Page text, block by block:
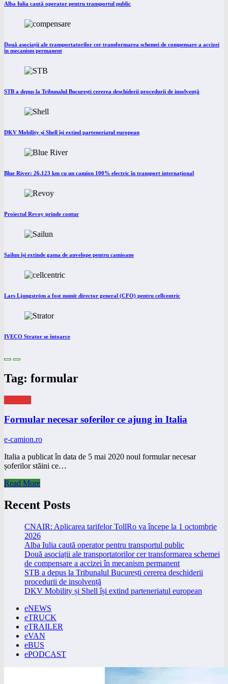
Alba Iulia caută operator pentru transportul public
Două asociații ale transportatorilor cer transformarea schemei de compensare a accizei
în mecanism permanent
STB a depus la Tribunalul București cererea deschiderii procedurii de insolvență
DKV Mobility și Shell își extind parteneriatul european
Blue River: 26.123 km cu un camion 100% electric în transport internațional
Proiectul Revoy prinde contur
Sailun își extinde gama de anvelope pentru camioane
Lars Ljungström a fost numit director general (CFO) pentru cellcentric
IVECO Strator se întoarce
Tag: formular
Formular necesar soferilor ce ajung in Italia
e-camion.ro
Italia a publicat în data de 5 mai 2020 noul formular necesar
șoferilor stăini ce…
Read More
Recent Posts
CNAIR: Aplicarea tarifelor TollRo va începe la 1 octombrie
2026
Alba Iulia caută operator pentru transportul public
Două asociații ale transportatorilor cer transformarea schemei
de compensare a accizei în mecanism permanent
STB a depus la Tribunalul București cererea deschiderii
procedurii de insolvență
DKV Mobility și Shell își extind parteneriatul european
eNEWS
eTRUCK
eTRAILER
eVAN
eBUS
ePODCAST